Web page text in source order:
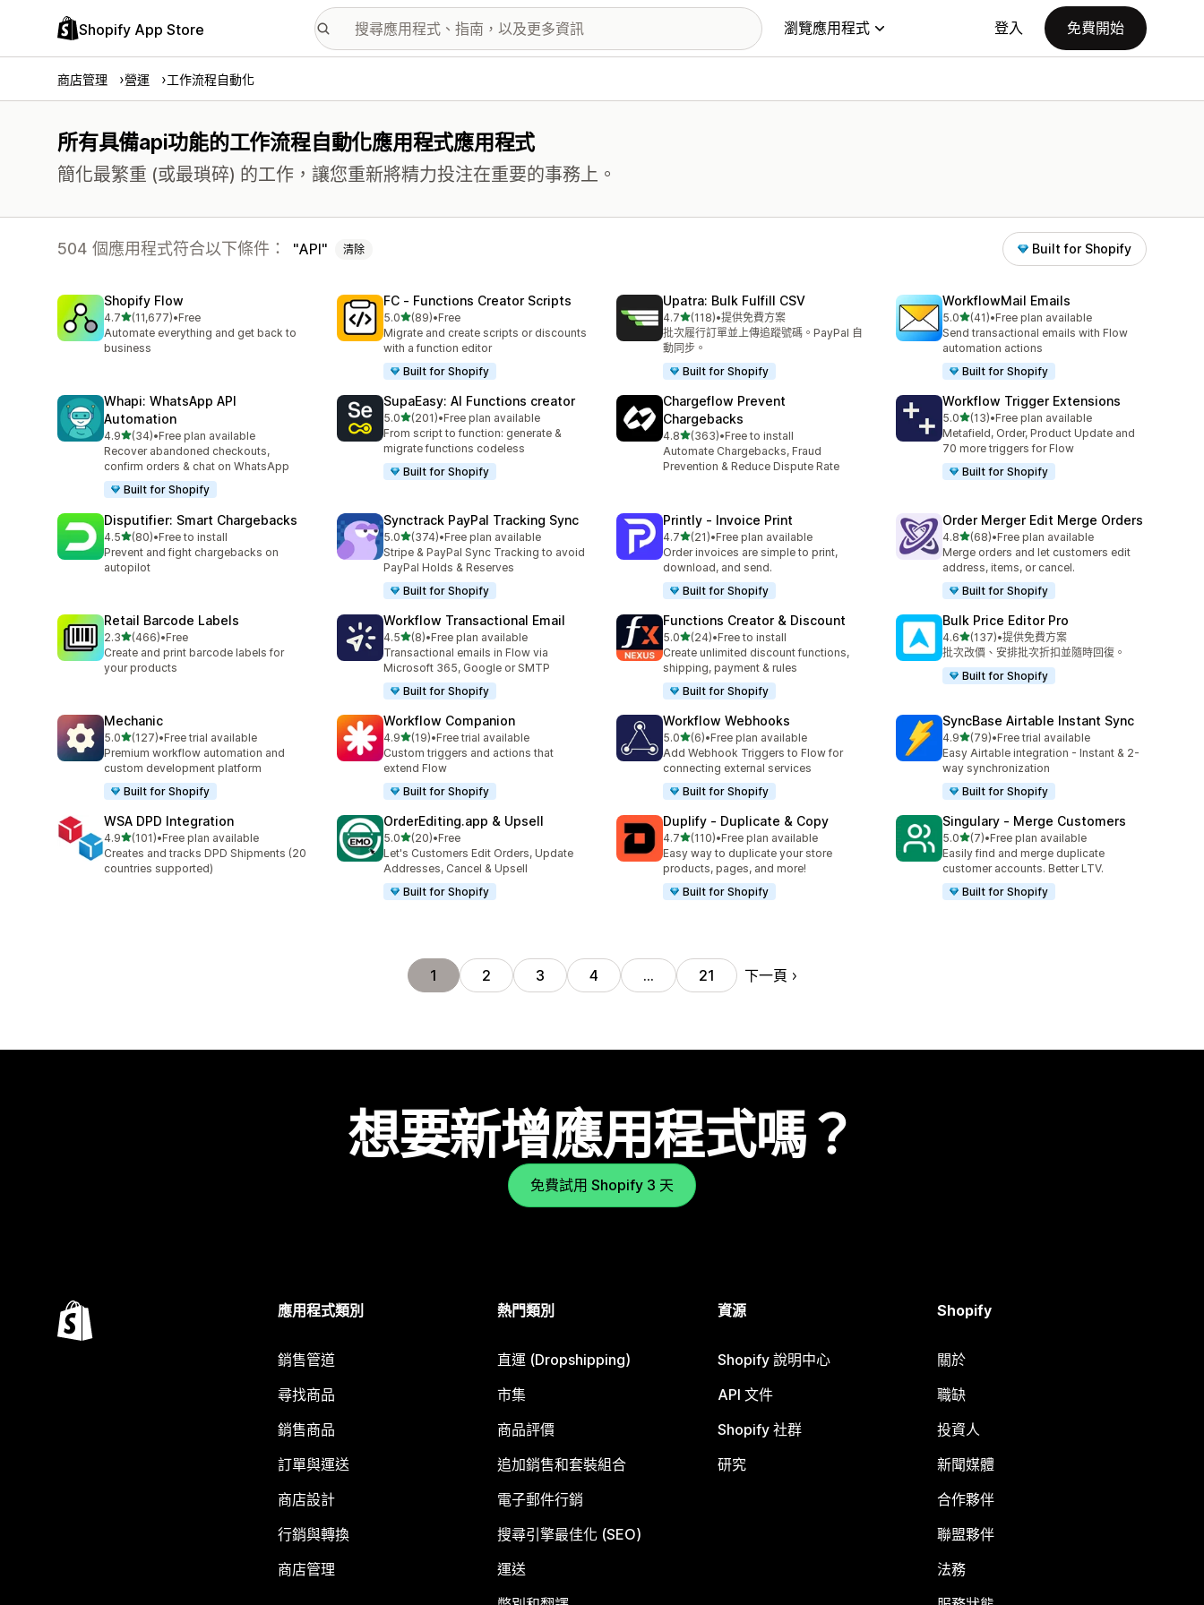
Shopify App Store 瀏覽應用程式 登入 免費開始
商店管理 營運 工作流程自動化
所有具備api功能的工作流程自動化應用程式應用程式
簡化最繁重 (或最瑣碎) 的工作，讓您重新將精力投注在重要的事務上。
504 個應用程式符合以下條件： API 清除 Built for Shopify
Shopify Flow
4.7滿分 5 顆星
(11,677)
共有 11677 則評價
•Free
Automate everything and get back to
business
FC ‑ Functions Creator Scripts
5.0滿分 5 顆星
(89)
共有 89 則評價
•Free
Migrate and create scripts or discounts
with a function editor
Built for Shopify
Upatra: Bulk Fulfill CSV
4.7滿分 5 顆星
(118)
共有 118 則評價
•提供免費方案
批次履行訂單並上傳追蹤號碼。PayPal 自
動同步。
Built for Shopify
WorkflowMail Emails
5.0滿分 5 顆星
(41)
共有 41 則評價
•Free plan available
Send transactional emails with Flow
automation actions
Built for Shopify
Whapi: WhatsApp API
Automation
4.9滿分 5 顆星
(34)
共有 34 則評價
•Free plan available
Recover abandoned checkouts,
confirm orders & chat on WhatsApp
Built for Shopify
SupaEasy: AI Functions creator
5.0滿分 5 顆星
(201)
共有 201 則評價
•Free plan available
From script to function: generate &
migrate functions codeless
Built for Shopify
Chargeflow Prevent
Chargebacks
4.8滿分 5 顆星
(363)
共有 363 則評價
•Free to install
Automate Chargebacks, Fraud
Prevention & Reduce Dispute Rate
Workflow Trigger Extensions
5.0滿分 5 顆星
(13)
共有 13 則評價
•Free plan available
Metafield, Order, Product Update and
70 more triggers for Flow
Built for Shopify
Disputifier: Smart Chargebacks
4.5滿分 5 顆星
(80)
共有 80 則評價
•Free to install
Prevent and fight chargebacks on
autopilot
Synctrack PayPal Tracking Sync
5.0滿分 5 顆星
(374)
共有 374 則評價
•Free plan available
Stripe & PayPal Sync Tracking to avoid
PayPal Holds & Reserves
Built for Shopify
Printly ‑ Invoice Print
4.7滿分 5 顆星
(21)
共有 21 則評價
•Free plan available
Order invoices are simple to print,
download, and send.
Built for Shopify
Order Merger Edit Merge Orders
4.8滿分 5 顆星
(68)
共有 68 則評價
•Free plan available
Merge orders and let customers edit
address, items, or cancel.
Built for Shopify
Retail Barcode Labels
2.3滿分 5 顆星
(466)
共有 466 則評價
•Free
Create and print barcode labels for
your products
Workflow Transactional Email
4.5滿分 5 顆星
(8)
共有 8 則評價
•Free plan available
Transactional emails in Flow via
Microsoft 365, Google or SMTP
Built for Shopify
Functions Creator & Discount
5.0滿分 5 顆星
(24)
共有 24 則評價
•Free to install
Create unlimited discount functions,
shipping, payment & rules
Built for Shopify
Bulk Price Editor Pro
4.6滿分 5 顆星
(137)
共有 137 則評價
•提供免費方案
批次改價、安排批次折扣並隨時回復。
Built for Shopify
Mechanic
5.0滿分 5 顆星
(127)
共有 127 則評價
•Free trial available
Premium workflow automation and
custom development platform
Built for Shopify
Workflow Companion
4.9滿分 5 顆星
(19)
共有 19 則評價
•Free trial available
Custom triggers and actions that
extend Flow
Built for Shopify
Workflow Webhooks
5.0滿分 5 顆星
(6)
共有 6 則評價
•Free plan available
Add Webhook Triggers to Flow for
connecting external services
Built for Shopify
SyncBase Airtable Instant Sync
4.9滿分 5 顆星
(79)
共有 79 則評價
•Free trial available
Easy Airtable integration - Instant & 2-
way synchronization
Built for Shopify
WSA DPD Integration
4.9滿分 5 顆星
(101)
共有 101 則評價
•Free plan available
Creates and tracks DPD Shipments (20
countries supported)
OrderEditing.app & Upsell
5.0滿分 5 顆星
(20)
共有 20 則評價
•Free
Let's Customers Edit Orders, Update
Addresses, Cancel & Upsell
Built for Shopify
Duplify ‑ Duplicate & Copy
4.7滿分 5 顆星
(110)
共有 110 則評價
•Free plan available
Easy way to duplicate your store
products, pages, and more!
Built for Shopify
Singulary ‑ Merge Customers
5.0滿分 5 顆星
(7)
共有 7 則評價
•Free plan available
Easily find and merge duplicate
customer accounts. Better LTV.
Built for Shopify
1 2 3 4 … 21 下一頁
想要新增應用程式嗎？
免費試用 Shopify 3 天
應用程式類別
銷售管道
尋找商品
銷售商品
訂單與運送
商店設計
行銷與轉換
商店管理
熱門類別
直運 (Dropshipping)
市集
商品評價
追加銷售和套裝組合
電子郵件行銷
搜尋引擎最佳化 (SEO)
運送
資源
Shopify 說明中心
API 文件
Shopify 社群
研究
Shopify
關於
職缺
投資人
新聞媒體
合作夥伴
聯盟夥伴
法務